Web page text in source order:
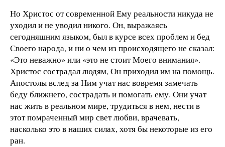
Но Христос от современной Ему реальности никуда не
уходил и не уводил никого. Он, выражаясь
сегодняшним языком, был в курсе всех проблем и бед
Своего народа, и ни о чем из происходящего не сказал:
«Это неважно» или «это не стоит Моего внимания».
Христос сострадал людям, Он приходил им на помощь.
Апостолы вслед за Ним учат нас вовремя замечать
беду ближнего, сострадать и помогать ему. Они учат
нас жить в реальном мире, трудиться в нем, нести в
этот помраченный мир свет любви, врачевать,
насколько это в наших силах, хотя бы некоторые из его
ран.